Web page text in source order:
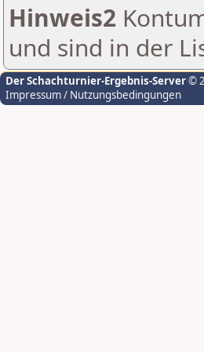
Hinweis2
und sind in der
Der Schachturnier-Ergebnis-Server©
Impressum / Nutzungsbedingungen